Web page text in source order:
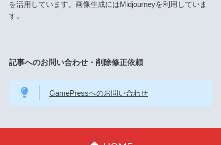
を活用しています。画像生成にはMidjourneyを利用していま
す。
記事へのお問い合わせ・削除修正依頼
GamePressへのお問い合わせ